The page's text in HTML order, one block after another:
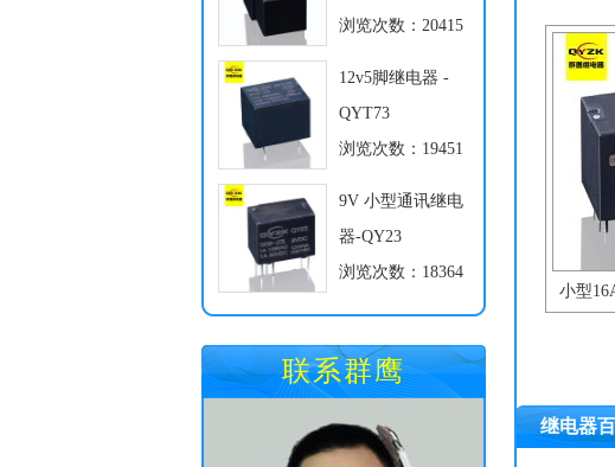
浏览次数：20415
12v5脚继电器 -
QYT73
浏览次数：19451
9V 小型通讯继电
器-QY23
浏览次数：18364
联系群鹰
小型
继电器